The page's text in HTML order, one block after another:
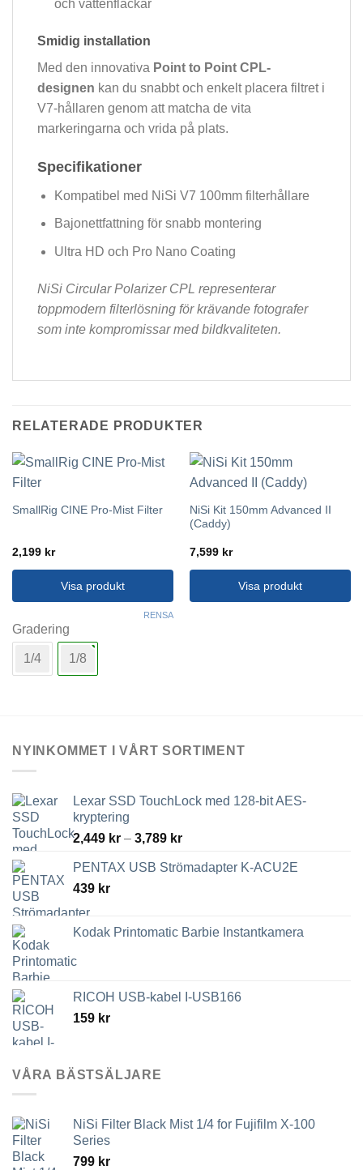
och vattenfläckar
Smidig installation
Med den innovativa Point to Point CPL-
designen kan du snabbt och enkelt placera filtret i
V7-hållaren genom att matcha de vita
markeringarna och vrida på plats.
Specifikationer
Kompatibel med NiSi V7 100mm filterhållare
Bajonettfattning för snabb montering
Ultra HD och Pro Nano Coating
NiSi Circular Polarizer CPL representerar
toppmodern filterlösning för krävande fotografer
som inte kompromissar med bildkvaliteten.
RELATERADE PRODUKTER
SmallRig CINE Pro-Mist Filter
2,199 kr
Visa produkt
här
produkten
har
flera
alternativen
på
produktsidan
Gradering
1/4 1/8
RENSA
NiSi Kit 150mm Advanced II
(Caddy)
7,599 kr
Visa produkt
NYINKOMMET I VÅRT SORTIMENT
Lexar SSD TouchLock med 128-bit AES-
kryptering
2,449 kr – 3,789 krPrisintervall:
till
PENTAX USB Strömadapter K-ACU2E
439 kr
Kodak Printomatic Barbie Instantkamera
RICOH USB-kabel I-USB166
159 kr
VÅRA BÄSTSÄLJARE
NiSi Filter Black Mist 1/4 for Fujifilm X-100
Series
799 kr